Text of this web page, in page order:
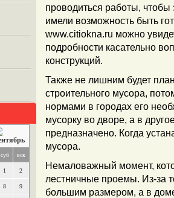
суб вск
1 2
8 9
проводиться работы,
имели возможность быть
www.citiokna.ru можно
подробности касательно
конструкций.
Также не лишним будет
строительного мусора,
нормами в городах его
мусорку во дворе, а в
предназначено. Когда
мусора.
Немаловажный момент,
лестничные проемы. Из-за
большим размером, а в